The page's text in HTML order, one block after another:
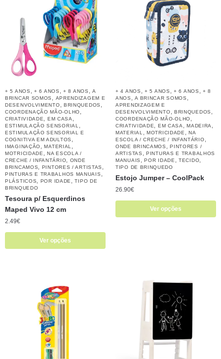
+ 5 ANOS ,+ 6 ANOS ,+ 8 ANOS ,A
BRINCAR SOMOS
APRENDIZAGEM E
DESENVOLVIMENTO
BRINQUEDOS
COORDENAÇÃO MÃO-OLHO
CRIATIVIDADE EM CASA
ESTIMULAÇÃO SENSORIAL
ESTIMULAÇÃO SENSORIAL E
COGNITIVA EM ADULTOS
IMAGINAÇÃO ,MATERIAL
MOTRICIDADE ,NA ESCOLA /
CRECHE / INFANTÁRIO
ONDE
BRINCAMOS
PINTORES / ARTISTAS
PINTURAS E TRABALHOS MANUAIS
PLÁSTICOS POR IDADE ,TIPO DE
BRINQUEDO
Tesoura p/ Esquerdinos
Maped Vivo 12 cm
2.49€
Ver opções
+ 4 ANOS ,+ 5 ANOS ,+ 6 ANOS ,+ 8
ANOS
,A BRINCAR SOMOS
APRENDIZAGEM E
DESENVOLVIMENTO
BRINQUEDOS
COORDENAÇÃO MÃO-OLHO
CRIATIVIDADE EM CASA ,MADEIRA
MATERIAL ,MOTRICIDADE ,NA
ESCOLA / CRECHE / INFANTÁRIO
ONDE BRINCAMOS ,PINTORES /
ARTISTAS
,PINTURAS E TRABALHOS
MANUAIS
,POR IDADE ,TECIDO
TIPO DE BRINQUEDO
Estojo Jumper – CoolPack
26.90€
Ver opções